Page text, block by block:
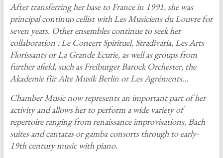
After transferring her base to France in 1991, she was
principal continuo cellist with Les Musiciens du Louvre for
seven years. Other ensembles continue to seek her
collaboration : Le Concert Spirituel, Stradivaria, Les Arts
Florissants or La Grande Ecurie, as well as groups from
further afield, such as Freiburger Barock Orchester, the
Akademie für Alte Musik Berlin or Les Agréments…
Chamber Music now represents an important part of her
activity and allows her to perform a wide variety of
repertoire ranging from renaissance improvisations, Bach
suites and cantatas or gamba consorts through to early-
19th century music with piano.